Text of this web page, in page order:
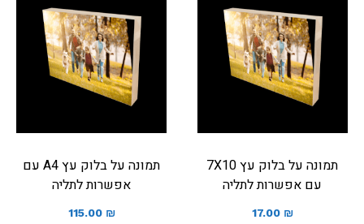
תמונה על בלוק עץ 7X10
עם אפשרות לתליה
17.00 ₪
תמונה על בלוק עץ A4 עם
אפשרות לתליה
115.00 ₪